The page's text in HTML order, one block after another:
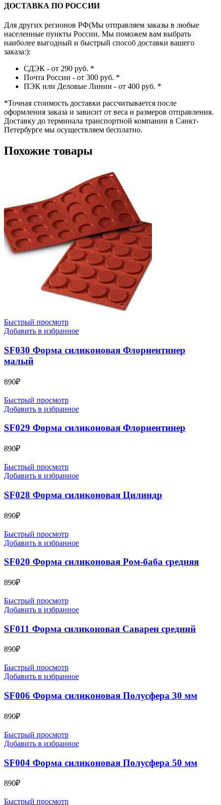
ДОСТАВКА ПО РОССИИ
Для других регионов РФ(Мы отправляем заказы в любые
населенные пункты России. Мы поможем вам выбрать
наиболее выгодный и быстрый способ доставки вашего
заказа:):
СДЭК - от 290 руб. *
Почта России - от 300 руб. *
ПЭК или Деловые Линии - от 400 руб. *
*Точная стоимость доставки рассчитывается после
оформления заказа и зависит от веса и размеров отправления.
Доставку до терминала транспортной компании в Санкт-
Петербурге мы осуществляем бесплатно.
Похожие товары
Быстрый просмотр
Добавить в избранное
SF030 Форма силиконовая Флориентинер
малый
890₽
Быстрый просмотр
Добавить в избранное
SF029 Форма силиконовая Флориентинер
890₽
Быстрый просмотр
Добавить в избранное
SF028 Форма силиконовая Цилиндр
890₽
Быстрый просмотр
Добавить в избранное
SF020 Форма силиконовая Ром-баба средняя
890₽
Быстрый просмотр
Добавить в избранное
SF011 Форма силиконовая Саварен средний
890₽
Быстрый просмотр
Добавить в избранное
SF006 Форма силиконовая Полусфера 30 мм
890₽
Быстрый просмотр
Добавить в избранное
SF004 Форма силиконовая Полусфера 50 мм
890₽
Быстрый просмотр